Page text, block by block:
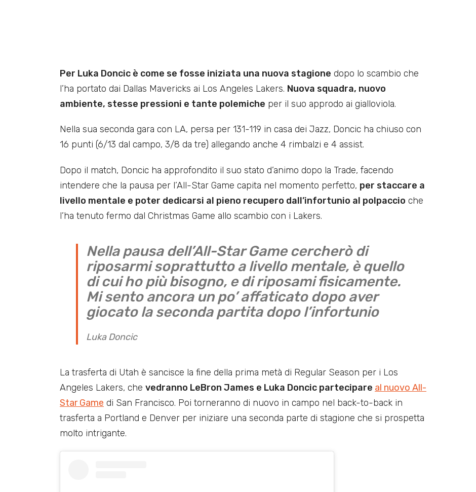
Per Luka Doncic è come se fosse iniziata una nuova stagione dopo lo scambio che
l’ha portato dai Dallas Mavericks ai Los Angeles Lakers. Nuova squadra, nuovo
ambiente, stesse pressioni e tante polemiche per il suo approdo ai gialloviola.
Nella sua seconda gara con LA, persa per 131-119 in casa dei Jazz, Doncic ha chiuso con
16 punti (6/13 dal campo, 3/8 da tre) allegando anche 4 rimbalzi e 4 assist.
Dopo il match, Doncic ha approfondito il suo stato d’animo dopo la Trade, facendo
intendere che la pausa per l’All-Star Game capita nel momento perfetto, per staccare a
livello mentale e poter dedicarsi al pieno recupero dall’infortunio al polpaccio che
l’ha tenuto fermo dal Christmas Game allo scambio con i Lakers.
Nella pausa dell’All-Star Game cercherò di
riposarmi soprattutto a livello mentale, è quello
di cui ho più bisogno, e di riposami fisicamente.
Mi sento ancora un po’ affaticato dopo aver
giocato la seconda partita dopo l’infortunio
Luka Doncic
La trasferta di Utah è sancisce la fine della prima metà di Regular Season per i Los
Angeles Lakers, che vedranno LeBron James e Luka Doncic partecipare al nuovo All-
Star Game di San Francisco. Poi torneranno di nuovo in campo nel back-to-back in
trasferta a Portland e Denver per iniziare una seconda parte di stagione che si prospetta
molto intrigante.